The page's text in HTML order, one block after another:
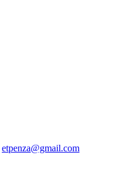
etpenza@gmail.com